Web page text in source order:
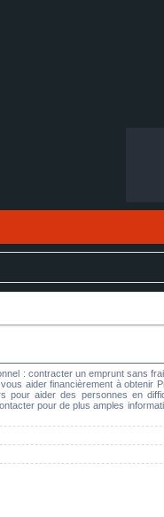
: contracter un emprunt sans
aider financièrement à obtenir
pour aider des personnes en
pour de plus amples